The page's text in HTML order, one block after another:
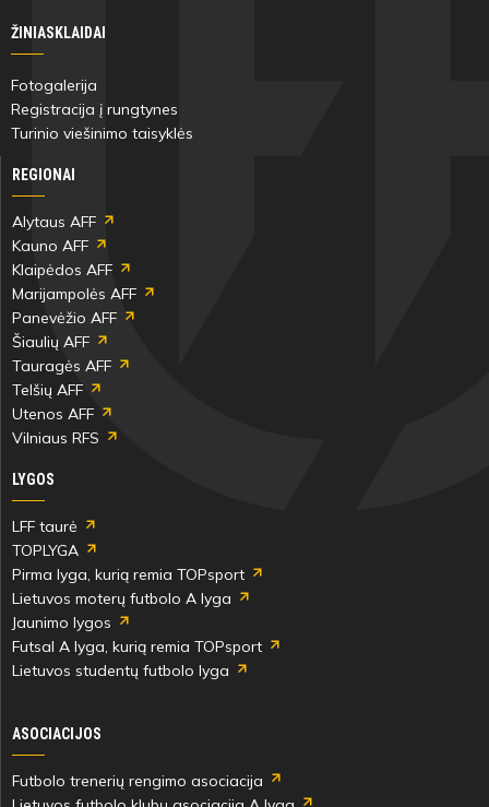
ŽINIASKLAIDAI
Fotogalerija
Registracija į rungtynes
Turinio viešinimo taisyklės
REGIONAI
Alytaus AFF
Kauno AFF
Klaipėdos AFF
Marijampolės AFF
Panevėžio AFF
Šiaulių AFF
Tauragės AFF
Telšių AFF
Utenos AFF
Vilniaus RFS
LYGOS
LFF taurė
TOPLYGA
Pirma lyga, kurią remia TOPsport
Lietuvos moterų futbolo A lyga
Jaunimo lygos
Futsal A lyga, kurią remia TOPsport
Lietuvos studentų futbolo lyga
ASOCIACIJOS
Futbolo trenerių rengimo asociacija